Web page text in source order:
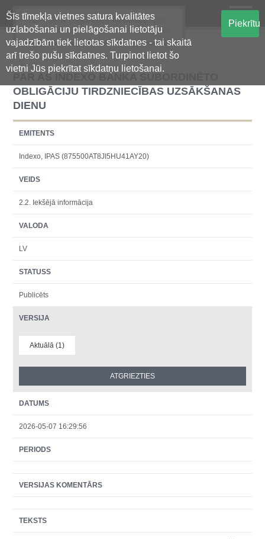
Šīs tīmekļa vietnes satura kvalitātes
uzlabošanai un pielāgošanai lietotāju
vajadzībām tiek lietotas sīkdatnes - tai skaitā
arī trešo pušu sīkdatnes. Turpinot lietot šo
vietni Jūs piekrītat sīkdatņu lietošanai.
Piekrītu
Oficiālā regulētās informācijas
centralizētā glabāšanas sistēma
PAR AS INDEXO BANKA SUBORDINĒTO
OBLIGĀCIJU TIRDZNIECĪBAS UZSĀKŠANAS
DIENU
EMITENTS
Indexo, IPAS (875500AT8JI5HU41AY20)
VEIDS
2.2. Iekšējā informācija
VALODA
LV
STATUSS
Publicēts
VERSIJA
Aktuālā (1)
DATUMS
2026-05-07 16:29:56
PERIODS
VERSIJAS KOMENTĀRS
TEKSTS